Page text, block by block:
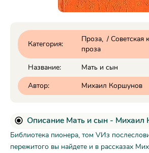
Категория:
Проза / Советская
проза
Название:
Мать и сын
Автор:
Михаил Коршунов
Описание Мать и сын - Михаил
Библиотека пионера, том VИз
пережитого вы найдете и в рассказах